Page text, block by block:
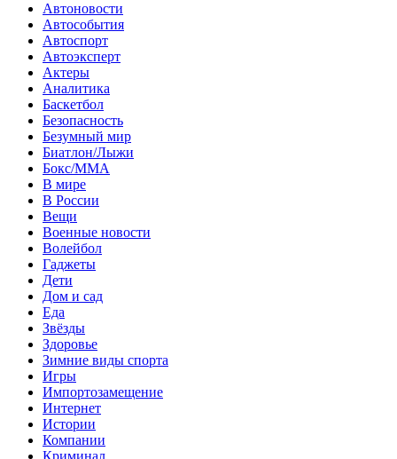
Автоновости
Автособытия
Автоспорт
Автоэксперт
Актеры
Аналитика
Баскетбол
Безопасность
Безумный мир
Биатлон/Лыжи
Бокс/MMA
В мире
В России
Вещи
Военные новости
Волейбол
Гаджеты
Дети
Дом и сад
Еда
Звёзды
Здоровье
Зимние виды спорта
Игры
Импортозамещение
Интернет
Истории
Компании